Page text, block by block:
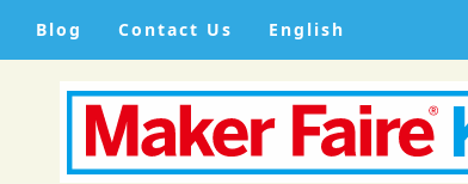
Blog Contact Us English